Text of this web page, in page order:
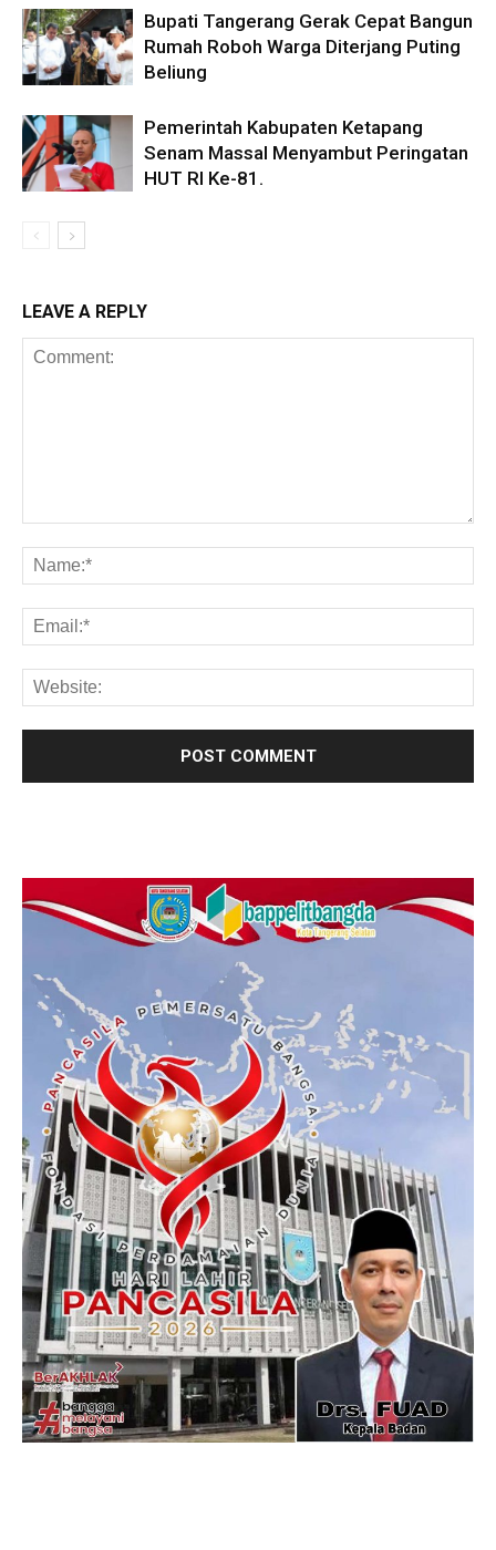
Bupati Tangerang Gerak Cepat Bangun
Rumah Roboh Warga Diterjang Puting
Beliung
Pemerintah Kabupaten Ketapang
Senam Massal Menyambut Peringatan
HUT RI Ke-81.
LEAVE A REPLY